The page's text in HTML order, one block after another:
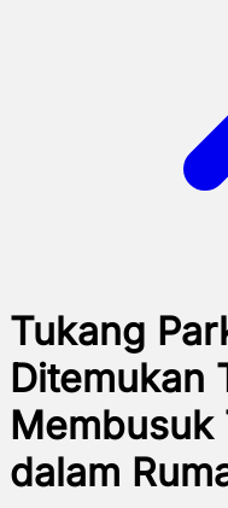
Tukang
Ditemukan
Membusuk
dalam